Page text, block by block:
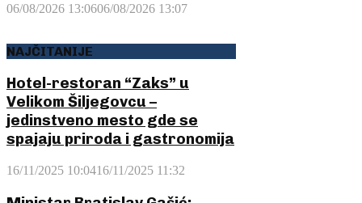
06/08/2026 13:0606/08/2026 13:07
NAJČITANIJE
Hotel-restoran “Zaks” u
Velikom Šiljegovcu –
jedinstveno mesto gde se
spajaju priroda i gastronomija
16/11/2025 10:0416/11/2025 11:32